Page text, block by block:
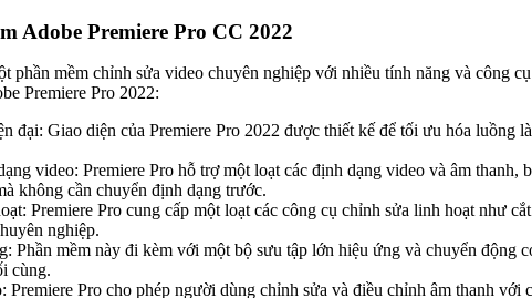
Adobe Premiere Pro CC 2022
phần mềm chỉnh sửa video chuyên nghiệp với nhiều tính năng và công
Premiere Pro 2022:
đại: Giao diện của Premiere Pro 2022 được thiết kế để tối ưu hóa
video: Premiere Pro hỗ trợ một loạt các định dạng video và âm
không cần chuyển định dạng trước.
Premiere Pro cung cấp một loạt các công cụ chỉnh sửa linh hoạt như
nghiệp.
Phần mềm này đi kèm với một bộ sưu tập lớn hiệu ứng và chuyển động
cùng.
Premiere Pro cho phép người dùng chỉnh sửa và điều chỉnh âm thanh